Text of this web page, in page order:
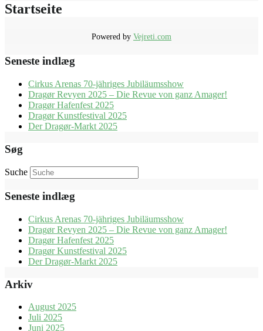
Startseite
Powered by Vejreti.com
Seneste indlæg
Cirkus Arenas 70-jähriges Jubiläumsshow
Dragør Revyen 2025 – Die Revue von ganz Amager!
Dragør Hafenfest 2025
Dragør Kunstfestival 2025
Der Dragør-Markt 2025
Søg
Suche
Seneste indlæg
Cirkus Arenas 70-jähriges Jubiläumsshow
Dragør Revyen 2025 – Die Revue von ganz Amager!
Dragør Hafenfest 2025
Dragør Kunstfestival 2025
Der Dragør-Markt 2025
Arkiv
August 2025
Juli 2025
Juni 2025